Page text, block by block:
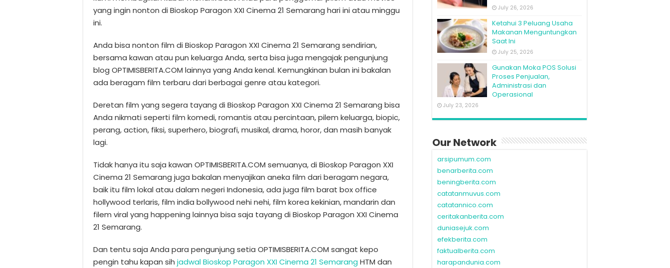
yang ingin nonton di Bioskop Paragon XXI Cinema 21 Semarang hari ini atau minggu
ini.
Anda bisa nonton film di Bioskop Paragon XXI Cinema 21 Semarang sendirian,
bersama kawan atau pun keluarga Anda, serta bisa juga mengajak pengunjung
blog OPTIMISBERITA.COM lainnya yang Anda kenal. Kemungkinan bulan ini bakalan
ada beragam film terbaru dari berbagai genre atau kategori.
Deretan film yang segera tayang di Bioskop Paragon XXI Cinema 21 Semarang bisa
Anda nikmati seperti film komedi, romantis atau percintaan, pilem keluarga, biopic,
perang, action, fiksi, superhero, biografi, musikal, drama, horor, dan masih banyak
lagi.
Tidak hanya itu saja kawan OPTIMISBERITA.COM semuanya, di Bioskop Paragon XXI
Cinema 21 Semarang juga bakalan menyajikan aneka film dari beragam negara,
baik itu film lokal atau dalam negeri Indonesia, ada juga film barat box office
hollywood terlaris, film india bollywood nehi nehi, film korea kekinian, mandarin dan
filem viral yang happening lainnya bisa saja tayang di Bioskop Paragon XXI Cinema
21 Semarang.
Dan tentu saja Anda para pengunjung setia OPTIMISBERITA.COM sangat kepo
pengin tahu kapan sih jadwal Bioskop Paragon XXI Cinema 21 Semarang HTM dan
July 26, 2026
Ketahui 3 Peluang Usaha
Makanan Menguntungkan
Saat Ini
July 25, 2026
Gunakan Moka POS Solusi
Proses Penjualan,
Administrasi dan
Operasional
July 23, 2026
Our Network
arsipumum.com
benarberita.com
beningberita.com
catatanmuvus.com
catatannico.com
ceritakanberita.com
duniasejuk.com
efekberita.com
faktualberita.com
harapandunia.com